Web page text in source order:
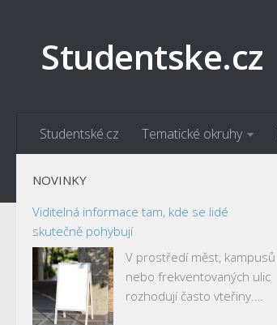
Studentske.cz
Studentské.cz Tematické okruhy
NOVINKY
Viditelná informace tam, kde se lidé
skutečně pohybují
V prostředí měst, kampusů
nebo frekventovaných ulic
rozhodují často vteřiny.…